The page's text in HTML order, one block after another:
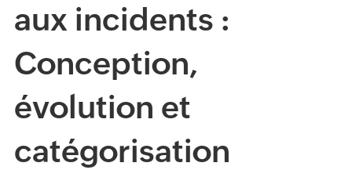
aux incidents :
Conception,
évolution et
catégorisation